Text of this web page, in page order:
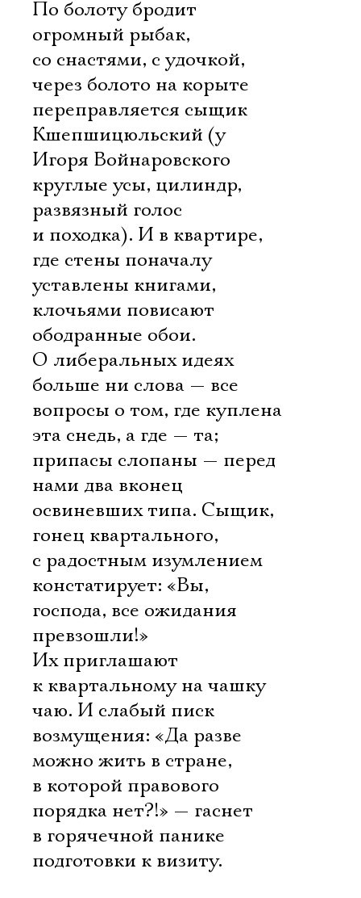
По болоту бродит
огромный рыбак,
со снастями, с удочкой,
через болото на корыте
переправляется сыщик
Кшепшицюльский (у
Игоря Войнаровского
круглые усы, цилиндр,
развязный голос
и походка). И в квартире,
где стены поначалу
уставлены книгами,
клочьями повисают
ободранные обои.
О либеральных идеях
больше ни слова — все
вопросы о том, где куплена
эта снедь, а где — та;
припасы слопаны — перед
нами два вконец
освиневших типа. Сыщик,
гонец квартального,
с радостным изумлением
констатирует: «Вы,
господа, все ожидания
превзошли!»
Их приглашают
к квартальному на чашку
чаю. И слабый писк
возмущения: «Да разве
можно жить в стране,
в которой правового
порядка нет?!» — гаснет
в горячечной панике
подготовки к визиту.